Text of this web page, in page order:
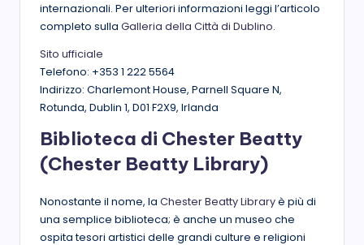
internazionali. Per ulteriori informazioni leggi l’articolo
completo sulla Galleria della Città di Dublino.
Sito ufficiale
Telefono: +353 1 222 5564
Indirizzo: Charlemont House, Parnell Square N,
Rotunda, Dublin 1, D01 F2X9, Irlanda
Biblioteca di Chester Beatty
(Chester Beatty Library)
Nonostante il nome, la Chester Beatty Libraryè più di
una semplice biblioteca; è anche un museo che
ospita tesori artistici delle grandi culture e religioni